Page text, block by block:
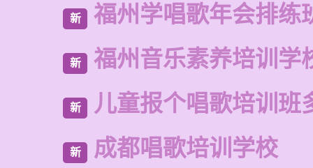
新 福州学唱歌年会排练
新 福州音乐素养培训学
新 儿童报个唱歌培训班
新 成都唱歌培训学校